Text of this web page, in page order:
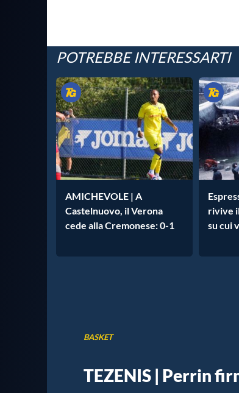
POTREBBE INTERESSARTI
AMICHEVOLE | A
Castelnuovo, il Verona
cede alla Cremonese: 0-1
rivive
su cui
BASKET
TEZENIS | Perrin